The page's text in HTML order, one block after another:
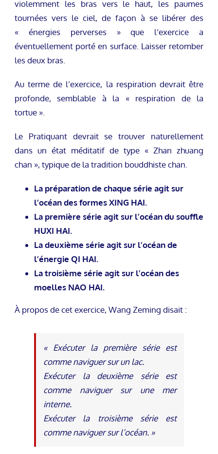
violemment les bras vers le haut, les paumes
tournées vers le ciel, de façon à se libérer des
« énergies perverses » que l’exercice a
éventuellement porté en surface. Laisser retomber
les deux bras.
Au terme de l’exercice, la respiration devrait être
profonde, semblable à la « respiration de la
tortue ».
Le Pratiquant devrait se trouver naturellement
dans un état méditatif de type « Zhan zhuang
chan », typique de la tradition bouddhiste chan.
La préparation de chaque série agit sur
l’océan des formes XING HAI.
La première série agit sur l’océan du souffle
HUXI HAI.
La deuxième série agit sur l’océan de
l’énergie QI HAI.
La troisième série agit sur l’océan des
moelles NAO HAI.
À propos de cet exercice, Wang Zeming disait :
« Exécuter la première série est
comme naviguer sur un lac.
Exécuter la deuxième série est
comme naviguer sur une mer
interne.
Exécuter la troisième série est
comme naviguer sur l’océan. »